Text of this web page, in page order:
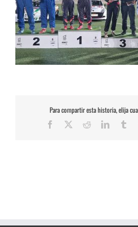
Para compartir esta historia, elija
Facebook RedditLinkedIn